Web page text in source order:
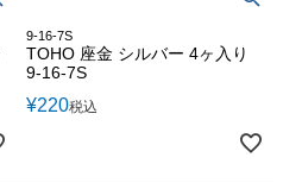
9-16-7S
TOHO 座金 シルバー 4ヶ入り
9-16-7S
¥220税込